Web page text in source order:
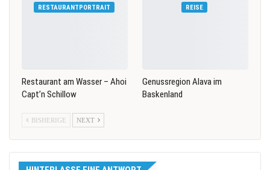
RESTAURANTPORTRAIT
Restaurant am Wasser – Ahoi
Capt’n Schillow
REISE
Genussregion Alava im
Baskenland
BISHERIGE NEXT